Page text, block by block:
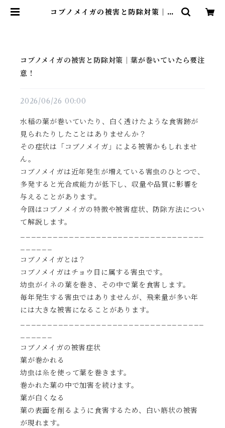
コブノメイガの被害と防除対策｜葉
コブノメイガの被害と防除対策｜葉が巻いていたら要注
意！
2026/06/26 00:00
水稲の葉が巻いていたり、白く透けたような食害跡が
見られたりしたことはありませんか？
その症状は「コブノメイガ」による被害かもしれませ
ん。
コブノメイガは近年発生が増えている害虫のひとつで、
多発すると光合成能力が低下し、収量や品質に影響を
与えることがあります。
今回はコブノメイガの特徴や被害症状、防除方法につい
て解説します。
コブノメイガとは？
コブノメイガはチョウ目に属する害虫です。
幼虫がイネの葉を巻き、その中で葉を食害します。
毎年発生する害虫ではありませんが、飛来量が多い年
には大きな被害になることがあります。
コブノメイガの被害症状
葉が巻かれる
幼虫は糸を使って葉を巻きます。
巻かれた葉の中で加害を続けます。
葉が白くなる
葉の表面を削るように食害するため、白い筋状の被害
が現れます。